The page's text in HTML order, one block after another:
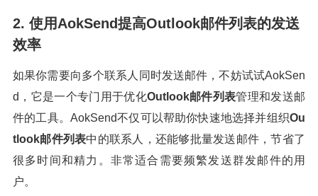
2. 使用AokSend提高Outlook邮件列表的发送
效率
如果你需要向多个联系人同时发送邮件，不妨试试AokSen
d，它是一个专门用于优化Outlook邮件列表管理和发送邮
件的工具。AokSend不仅可以帮助你快速地选择并组织Ou
tlook邮件列表中的联系人，还能够批量发送邮件，节省了
很多时间和精力。非常适合需要频繁发送群发邮件的用
户。